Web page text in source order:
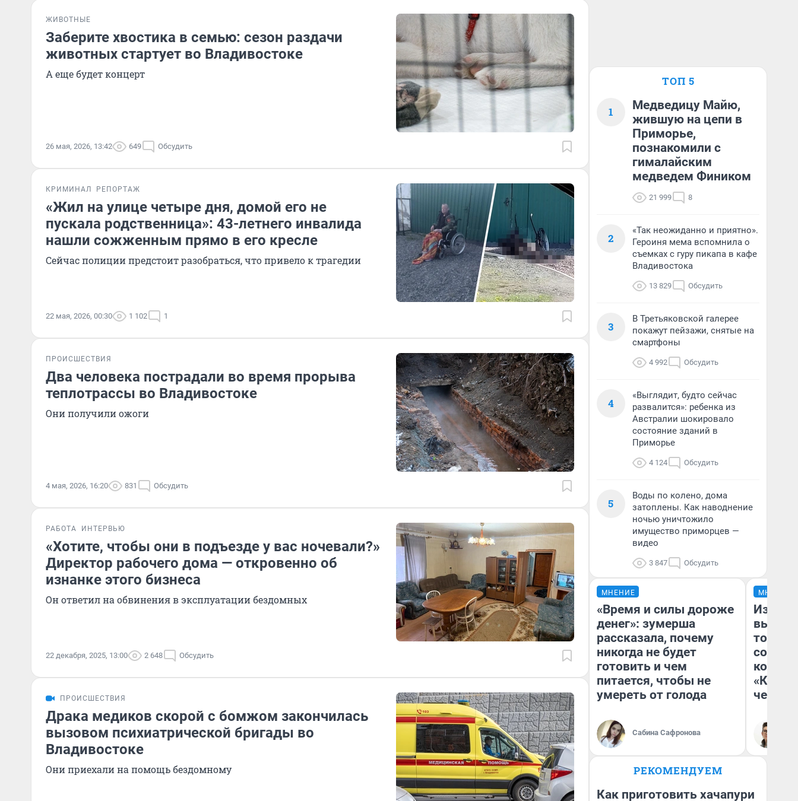
ЖИВОТНЫЕ
Заберите хвостика в семью: сезон раздачи
животных стартует во Владивостоке
А еще будет концерт
26 мая, 2026, 13:42 649 Обсудить
КРИМИНАЛ РЕПОРТАЖ
«Жил на улице четыре дня, домой его не
пускала родственница»: 43-летнего инвалида
нашли сожженным прямо в его кресле
Сейчас полиции предстоит разобраться, что привело к трагедии
22 мая, 2026, 00:30 1 102 1
ПРОИСШЕСТВИЯ
Два человека пострадали во время прорыва
теплотрассы во Владивостоке
Они получили ожоги
4 мая, 2026, 16:20 831 Обсудить
РАБОТА ИНТЕРВЬЮ
«Хотите, чтобы они в подъезде у вас ночевали?»
Директор рабочего дома — откровенно об
изнанке этого бизнеса
Он ответил на обвинения в эксплуатации бездомных
22 декабря, 2025, 13:00 2 648 Обсудить
ПРОИСШЕСТВИЯ
Драка медиков скорой с бомжом закончилась
вызовом психиатрической бригады во
Владивостоке
Они приехали на помощь бездомному
ТОП 5
1
Медведицу Майю,
жившую на цепи в
Приморье,
познакомили с
гималайским
медведем Фиником
21 999 8
2
«Так неожиданно и приятно».
Героиня мема вспомнила о
съемках с гуру пикапа в кафе
Владивостока
13 829 Обсудить
3
В Третьяковской галерее
покажут пейзажи, снятые на
смартфоны
4 992 Обсудить
4
«Выглядит, будто сейчас
развалится»: ребенка из
Австралии шокировало
состояние зданий в
Приморье
4 124 Обсудить
5
Воды по колено, дома
затоплены. Как наводнение
ночью уничтожило
имущество приморцев —
видео
3 847 Обсудить
МНЕНИЕ
«Время и силы дороже
денег»: зумерша
рассказала, почему
никогда не будет
готовить и чем
питается, чтобы не
умереть от голода
Сабина Сафронова
МНЕНИЕ
РЕКОМЕНДУЕМ
Как приготовить хачапури